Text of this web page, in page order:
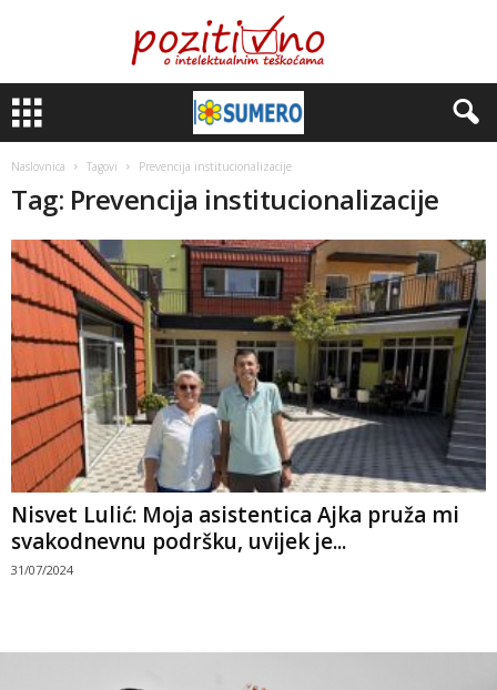
Naslovnica Tagovi Prevencija institucionalizacije
Tag: Prevencija institucionalizacije
Nisvet Lulić: Moja asistentica Ajka pruža mi
svakodnevnu podršku, uvijek je...
31/07/2024